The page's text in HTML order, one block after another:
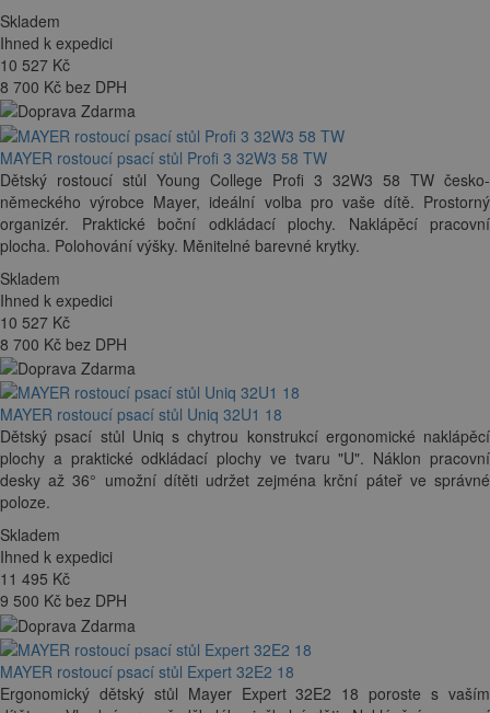
Skladem
Ihned k expedici
10 527 Kč
8 700 Kč bez DPH
MAYER rostoucí psací stůl Profi 3 32W3 58 TW
Dětský rostoucí stůl Young College Profi 3 32W3 58 TW česko-
německého výrobce Mayer, ideální volba pro vaše dítě. Prostorný
organizér. Praktické boční odkládací plochy. Naklápěcí pracovní
plocha. Polohování výšky. Měnitelné barevné krytky.
Skladem
Ihned k expedici
10 527 Kč
8 700 Kč bez DPH
MAYER rostoucí psací stůl Uniq 32U1 18
Dětský psací stůl Uniq s chytrou konstrukcí ergonomické naklápěcí
plochy a praktické odkládací plochy ve tvaru "U". Náklon pracovní
desky až 36° umožní dítěti udržet zejména krční páteř ve správné
poloze.
Skladem
Ihned k expedici
11 495 Kč
9 500 Kč bez DPH
MAYER rostoucí psací stůl Expert 32E2 18
Ergonomický dětský stůl Mayer Expert 32E2 18 poroste s vaším